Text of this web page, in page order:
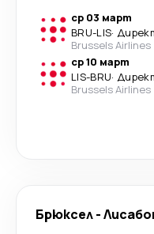
ср 03 март
BRU-LIS·
Brussels Airlines
ср 10 март
LIS-BRU·
Brussels Airlines
Брюксел-